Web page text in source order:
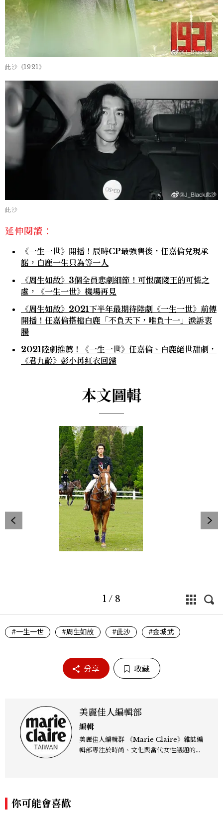
此沙《1921》
此沙
延伸閱讀：
《一生一世》開播！辰時CP最強售後，任嘉倫兌現承
諾，白鹿一生只為等一人
《周生如故》3個全員悲劇細節！可恨廣陵王的可憐之
處，《一生一世》機場再見
《周生如故》2021下半年最期待陸劇《一生一世》前傳
開播！任嘉倫搭檔白鹿「不負天下，唯負十一」淚訴衷
腸
2021陸劇推薦！《一生一世》任嘉倫、白鹿絕世甜劇，
《君九齡》彭小苒紅衣回歸
本文圖輯
1 / 8
#一生一世 #周生如故 #此沙 #金城武
分享 收藏
美麗佳人編輯部
編輯
美麗佳人編輯群 《Marie Claire》雜誌編
輯部專注於時尚、文化與當代女性議題的深
你可能會喜歡